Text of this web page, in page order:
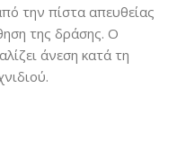
την πίστα απευθείας
της δράσης. Ο
άνεση κατά τη